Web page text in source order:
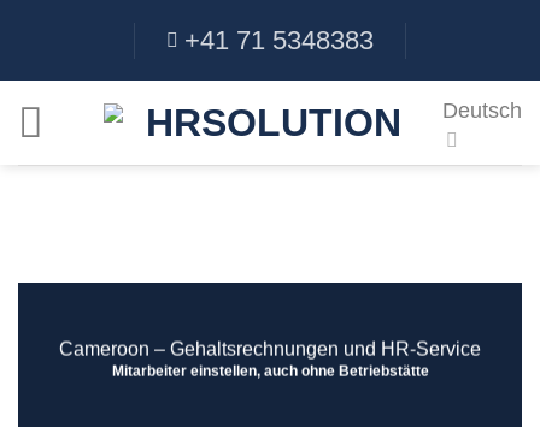
content
+41 71 5348383
Deutsch
Cameroon ‒ Gehaltsrechnungen und HR-Service
Mitarbeiter einstellen, auch ohne Betriebstätte